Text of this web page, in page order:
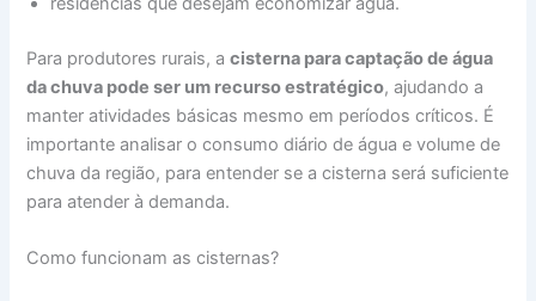
Para produtores rurais, acisterna para captação de água
da chuva pode ser um recurso estratégico, ajudando a
manter atividades básicas mesmo em períodos críticos. É
importante analisar o consumo diário de água e volume de
chuva da região, para entender se a cisterna será suficiente
para atender à demanda.
Como funcionam as cisternas?